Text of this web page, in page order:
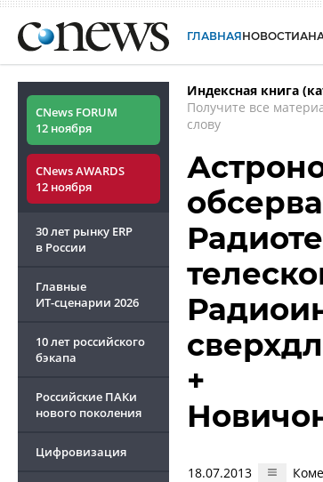
ГЛАВНАЯНОВОСТИ
CNews FORUM
12 ноября
CNews AWARDS
12 ноября
30 лет рынку ERP
в России
Главные
ИТ-сценарии 2026
10 лет российского
бэкапа
Российские ПАКи
нового поколения
Цифровизация
Индексная книга
Получите все
слову
+
18.07.2013